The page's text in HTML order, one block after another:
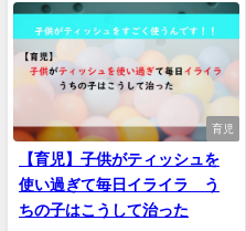
育児
【育児】子供がティッシュを
使い過ぎて毎日イライラ う
ちの子はこうして治った